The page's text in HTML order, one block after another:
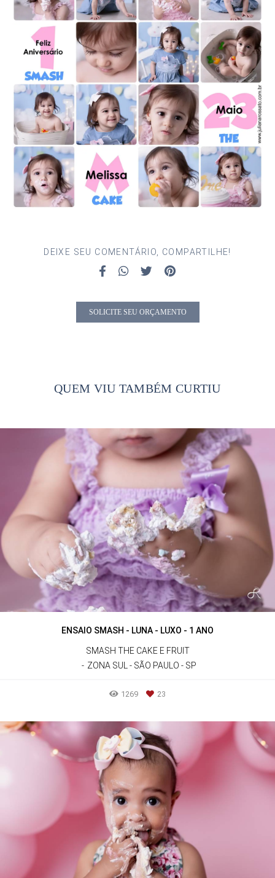
DEIXE SEU COMENTÁRIO, COMPARTILHE!
SOLICITE SEU ORÇAMENTO
QUEM VIU TAMBÉM CURTIU
ENSAIO SMASH - LUNA - LUXO - 1 ANO
SMASH THE CAKE E FRUIT
ZONA SUL - SÃO PAULO - SP
1269 23